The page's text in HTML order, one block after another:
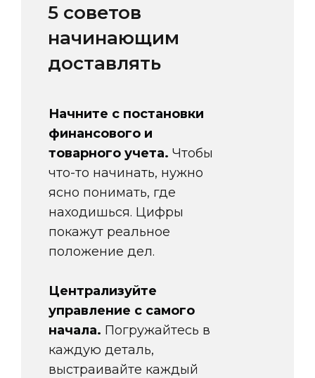
5 советов
начинающим
доставлять
Начните с постановки
финансового и
товарного учета. Чтобы
что-то начинать, нужно
ясно понимать, где
находишься. Цифры
покажут реальное
положение дел.
Централизуйте
управление с самого
начала. Погружайтесь в
каждую деталь,
выстраивайте каждый